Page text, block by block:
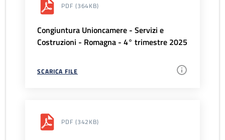
PDF (364KB)
Congiuntura Unioncamere - Servizi e
Costruzioni - Romagna - 4° trimestre 2025
SCARICA FILE
PDF (342KB)